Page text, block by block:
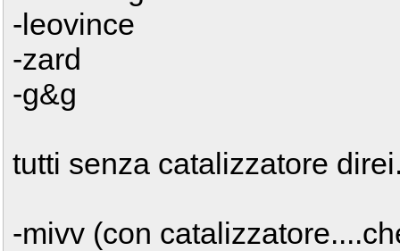
-leovince
-zard
-g&g
tutti senza catalizzatore
-mivv (con